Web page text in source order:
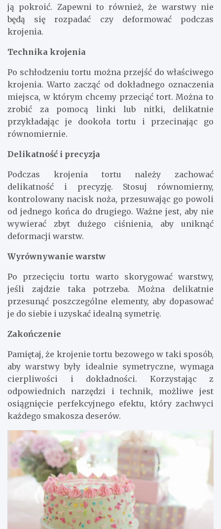
ją pokroić. Zapewni to również, że warstwy nie
będą się rozpadać czy deformować podczas
krojenia.
Technika krojenia
Po schłodzeniu tortu można przejść do właściwego
krojenia. Warto zacząć od dokładnego oznaczenia
miejsca, w którym chcemy przeciąć tort. Można to
zrobić za pomocą linki lub nitki, delikatnie
przykładając je dookoła tortu i przecinając go
równomiernie.
Delikatność i precyzja
Podczas krojenia tortu należy zachować
delikatność i precyzję. Stosuj równomierny,
kontrolowany nacisk noża, przesuwając go powoli
od jednego końca do drugiego. Ważne jest, aby nie
wywierać zbyt dużego ciśnienia, aby uniknąć
deformacji warstw.
Wyrównywanie warstw
Po przecięciu tortu warto skorygować warstwy,
jeśli zajdzie taka potrzeba. Można delikatnie
przesunąć poszczególne elementy, aby dopasować
je do siebie i uzyskać idealną symetrię.
Zakończenie
Pamiętaj, że krojenie tortu bezowego w taki sposób,
aby warstwy były idealnie symetryczne, wymaga
cierpliwości i dokładności. Korzystając z
odpowiednich narzędzi i technik, możliwe jest
osiągnięcie perfekcyjnego efektu, który zachwyci
każdego smakosza deserów.